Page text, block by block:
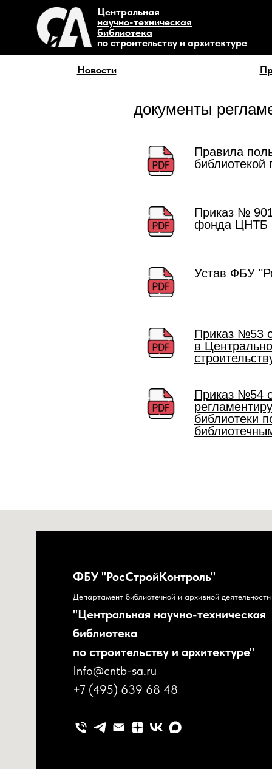
Центральная
научно-техническая
библиотека
по строительству и архитектуре
Новости
Правила
библиотекой
Приказ №
фонда ЦНТБ
Устав ФБУ
Приказ №53
в
Приказ №54
библиотеки
документы
ФБУ "РосСтройКонтроль"
Департамент библиотечной и архивной деятельности
"Центральная научно-техническая
библиотека
по строительству и архитектуре"
Info@cntb-sa.ru
+7 (495) 639 68 48